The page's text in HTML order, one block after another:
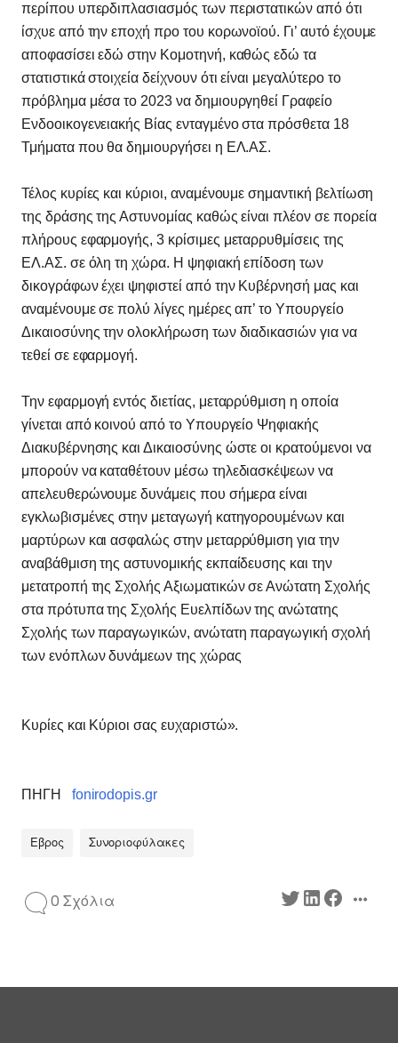
περίπου υπερδιπλασιασμός των περιστατικών από ότι
ίσχυε από την εποχή προ του κορωνοϊού. Γι’ αυτό έχουμε
αποφασίσει εδώ στην Κομοτηνή, καθώς εδώ τα
στατιστικά στοιχεία δείχνουν ότι είναι μεγαλύτερο το
πρόβλημα μέσα το 2023 να δημιουργηθεί Γραφείο
Ενδοοικογενειακής Βίας ενταγμένο στα πρόσθετα 18
Τμήματα που θα δημιουργήσει η ΕΛ.ΑΣ.
Τέλος κυρίες και κύριοι, αναμένουμε σημαντική βελτίωση
της δράσης της Αστυνομίας καθώς είναι πλέον σε πορεία
πλήρους εφαρμογής, 3 κρίσιμες μεταρρυθμίσεις της
ΕΛ.ΑΣ. σε όλη τη χώρα. Η ψηφιακή επίδοση των
δικογράφων έχει ψηφιστεί από την Κυβέρνησή μας και
αναμένουμε σε πολύ λίγες ημέρες απ’ το Υπουργείο
Δικαιοσύνης την ολοκλήρωση των διαδικασιών για να
τεθεί σε εφαρμογή.
Την εφαρμογή εντός διετίας, μεταρρύθμιση η οποία
γίνεται από κοινού από το Υπουργείο Ψηφιακής
Διακυβέρνησης και Δικαιοσύνης ώστε οι κρατούμενοι να
μπορούν να καταθέτουν μέσω τηλεδιασκέψεων να
απελευθερώνουμε δυνάμεις που σήμερα είναι
εγκλωβισμένες στην μεταγωγή κατηγορουμένων και
μαρτύρων και ασφαλώς στην μεταρρύθμιση για την
αναβάθμιση της αστυνομικής εκπαίδευσης και την
μετατροπή της Σχολής Αξιωματικών σε Ανώτατη Σχολής
στα πρότυπα της Σχολής Ευελπίδων της ανώτατης
Σχολής των παραγωγικών, ανώτατη παραγωγική σχολή
των ενόπλων δυνάμεων της χώρας
Κυρίες και Κύριοι σας ευχαριστώ».
ΠΗΓΗ fonirodopis.gr
Εβρος Συνοριοφύλακες
0 Σχόλια